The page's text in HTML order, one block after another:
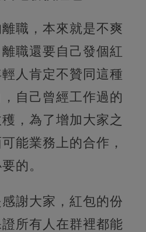
職，本來就是不爽
職還要自己發個紅
人肯定不贊同這種
自己曾經工作過的
，為了增加大家之
能業務上的合作，
的。
謝大家，紅包的份
所有人在群裡都能